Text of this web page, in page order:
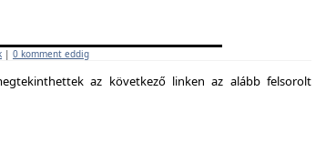
| 0 komment eddig
az következő linken az alább felsorolt